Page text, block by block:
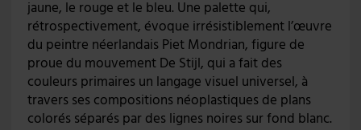
jaune, le rouge et le bleu. Une palette qui,
rétrospectivement, évoque irrésistiblement l’œuvre
du peintre néerlandais Piet Mondrian, figure de
proue du mouvement De Stijl, qui a fait des
couleurs primaires un langage visuel universel, à
travers ses compositions néoplastiques de plans
colorés séparés par des lignes noires sur fond blanc.